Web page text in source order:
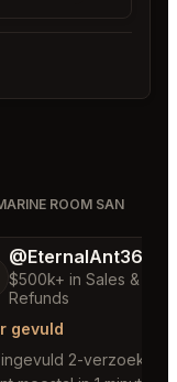
ROOM SAN
@EternalAnt36
$500k+ in Sales & Low
Refunds
gevuld
2-verzoeken